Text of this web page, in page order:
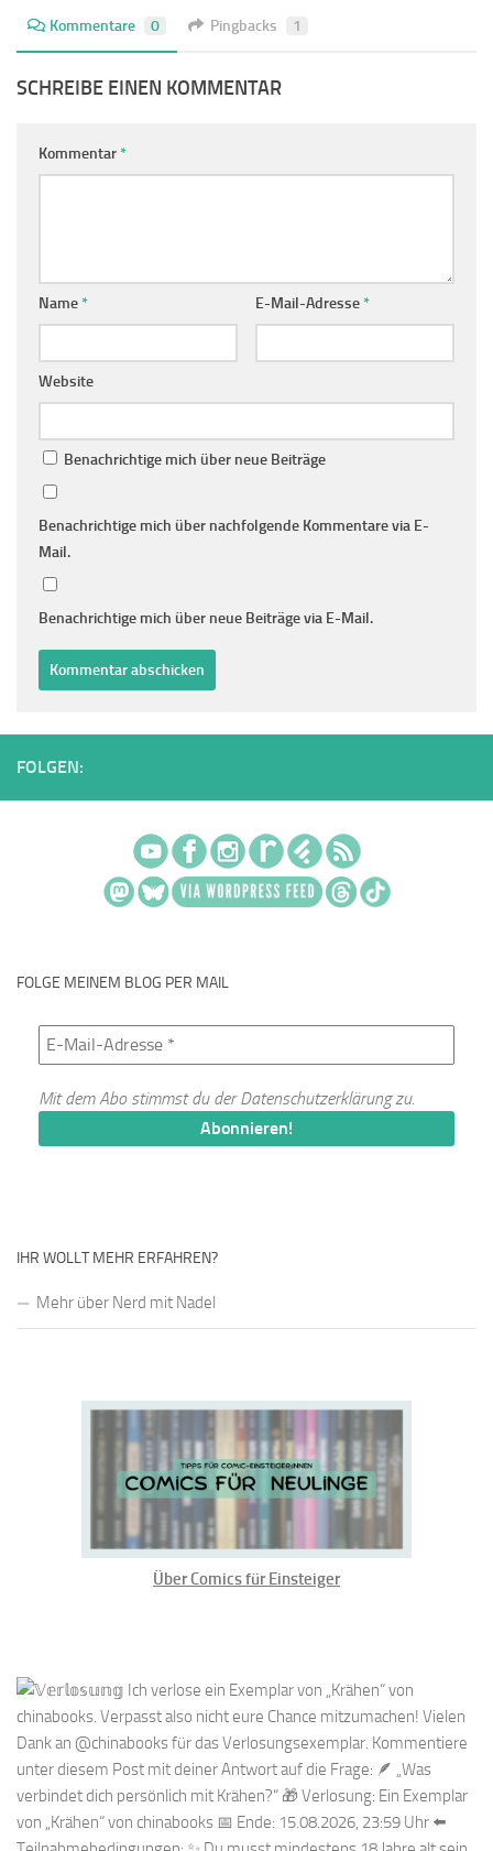
Kommentare 0 Pingbacks 1
SCHREIBE EINEN KOMMENTAR
Kommentar*
Name* E-Mail-Adresse*
Website
Benachrichtige mich über neue Beiträge
Benachrichtige mich über nachfolgende Kommentare via E-
Mail.
Benachrichtige mich über neue Beiträge via E-Mail.
FOLGEN:
FOLGE MEINEM BLOG PER MAIL
Mit dem Abo stimmst du derDatenschutzerklärungzu.
IHR WOLLT MEHR ERFAHREN?
Mehr über Nerd mit Nadel
Über Comics für Einsteiger